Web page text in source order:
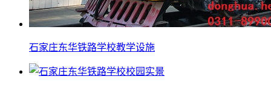
石家庄东华铁路学校教学设施